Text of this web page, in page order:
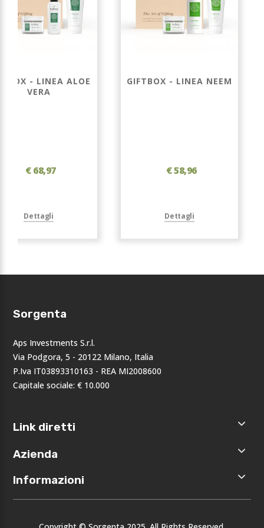
- LINEA ALOE
VERA
€ 68,97
Dettagli
GIFTBOX - LINEA NEEM
€ 58,96
Dettagli
Sorgenta
Aps Investments S.r.l.
Via Podgora, 5 - 20122 Milano, Italia
P.Iva IT03893310163 - REA MI2008600
Capitale sociale: € 10.000
Link diretti
Home
Accedi
Registrati
Azienda
Chi siamo
I nostri
Eventi
Informazioni
Privacy